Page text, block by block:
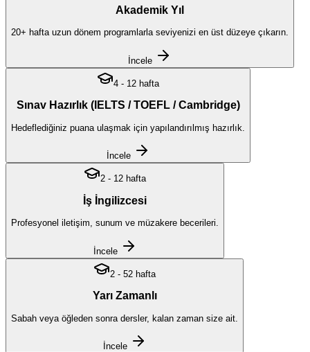
Akademik Yıl
20+ hafta uzun dönem programlarla seviyenizi en üst düzeye çıkarın.
İncele
4 - 12 hafta
Sınav Hazırlık (IELTS / TOEFL / Cambridge)
Hedeflediğiniz puana ulaşmak için yapılandırılmış hazırlık.
İncele
2 - 12 hafta
İş İngilizcesi
Profesyonel iletişim, sunum ve müzakere becerileri.
İncele
2 - 52 hafta
Yarı Zamanlı
Sabah veya öğleden sonra dersler, kalan zaman size ait.
İncele